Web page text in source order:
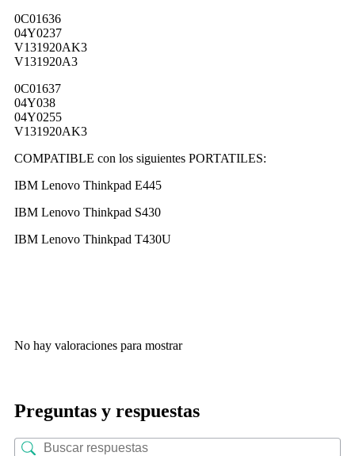
0C01636
04Y0237
V131920AK3
V131920A3
0C01637
04Y038
04Y0255
V131920AK3
COMPATIBLE con los siguientes PORTATILES:
IBM Lenovo Thinkpad E445
IBM Lenovo Thinkpad S430
IBM Lenovo Thinkpad T430U
No hay valoraciones para mostrar
Preguntas y respuestas